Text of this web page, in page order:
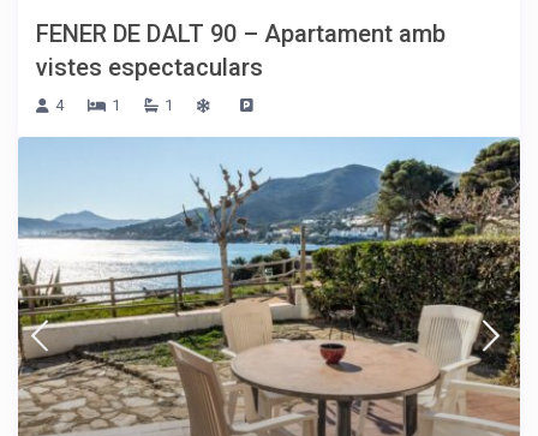
FENER DE DALT 90 – Apartament amb
vistes espectaculars
4 1 1